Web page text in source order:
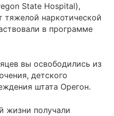
State Hospital),
тяжелой наркотической
в программе
вы освободились из
детского
штата Орегон.
жизни получали